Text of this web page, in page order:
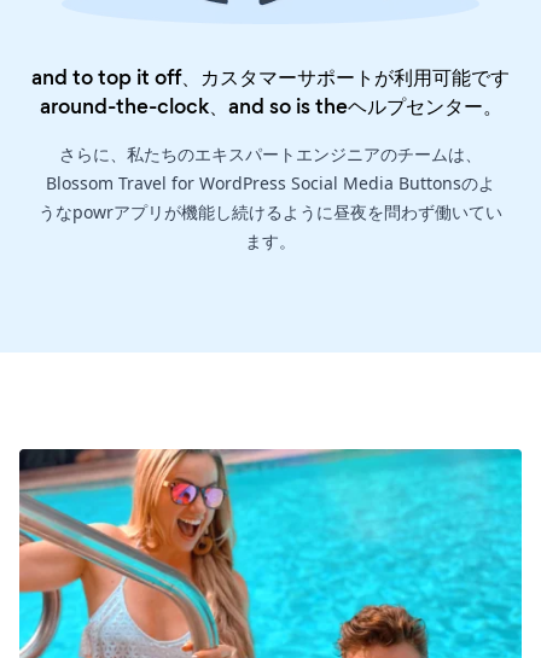
and to top it off、カスタマーサポートが利用可能です
around-the-clock、and so is theヘルプセンター。
さらに、私たちのエキスパートエンジニアのチームは、
Blossom Travel for WordPress Social Media Buttonsのよ
うなpowrアプリが機能し続けるように昼夜を問わず働いてい
ます。